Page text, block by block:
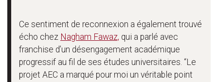
Ce sentiment de reconnexion a également trouvé
écho chez Nagham Fawaz, qui a parlé avec
franchise d’un désengagement académique
progressif au fil de ses études universitaires. “Le
projet AEC a marqué pour moi un véritable point